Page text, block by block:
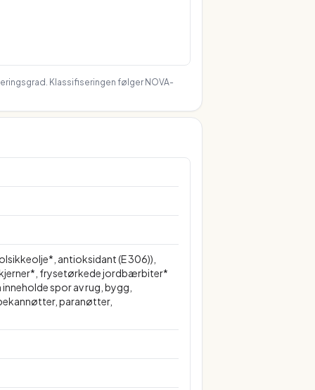
Klassifiseringen følger NOVA-
antioksidant (E 306)),
frysetørkede jordbærbiter*
spor av rug, bygg,
paranøtter,